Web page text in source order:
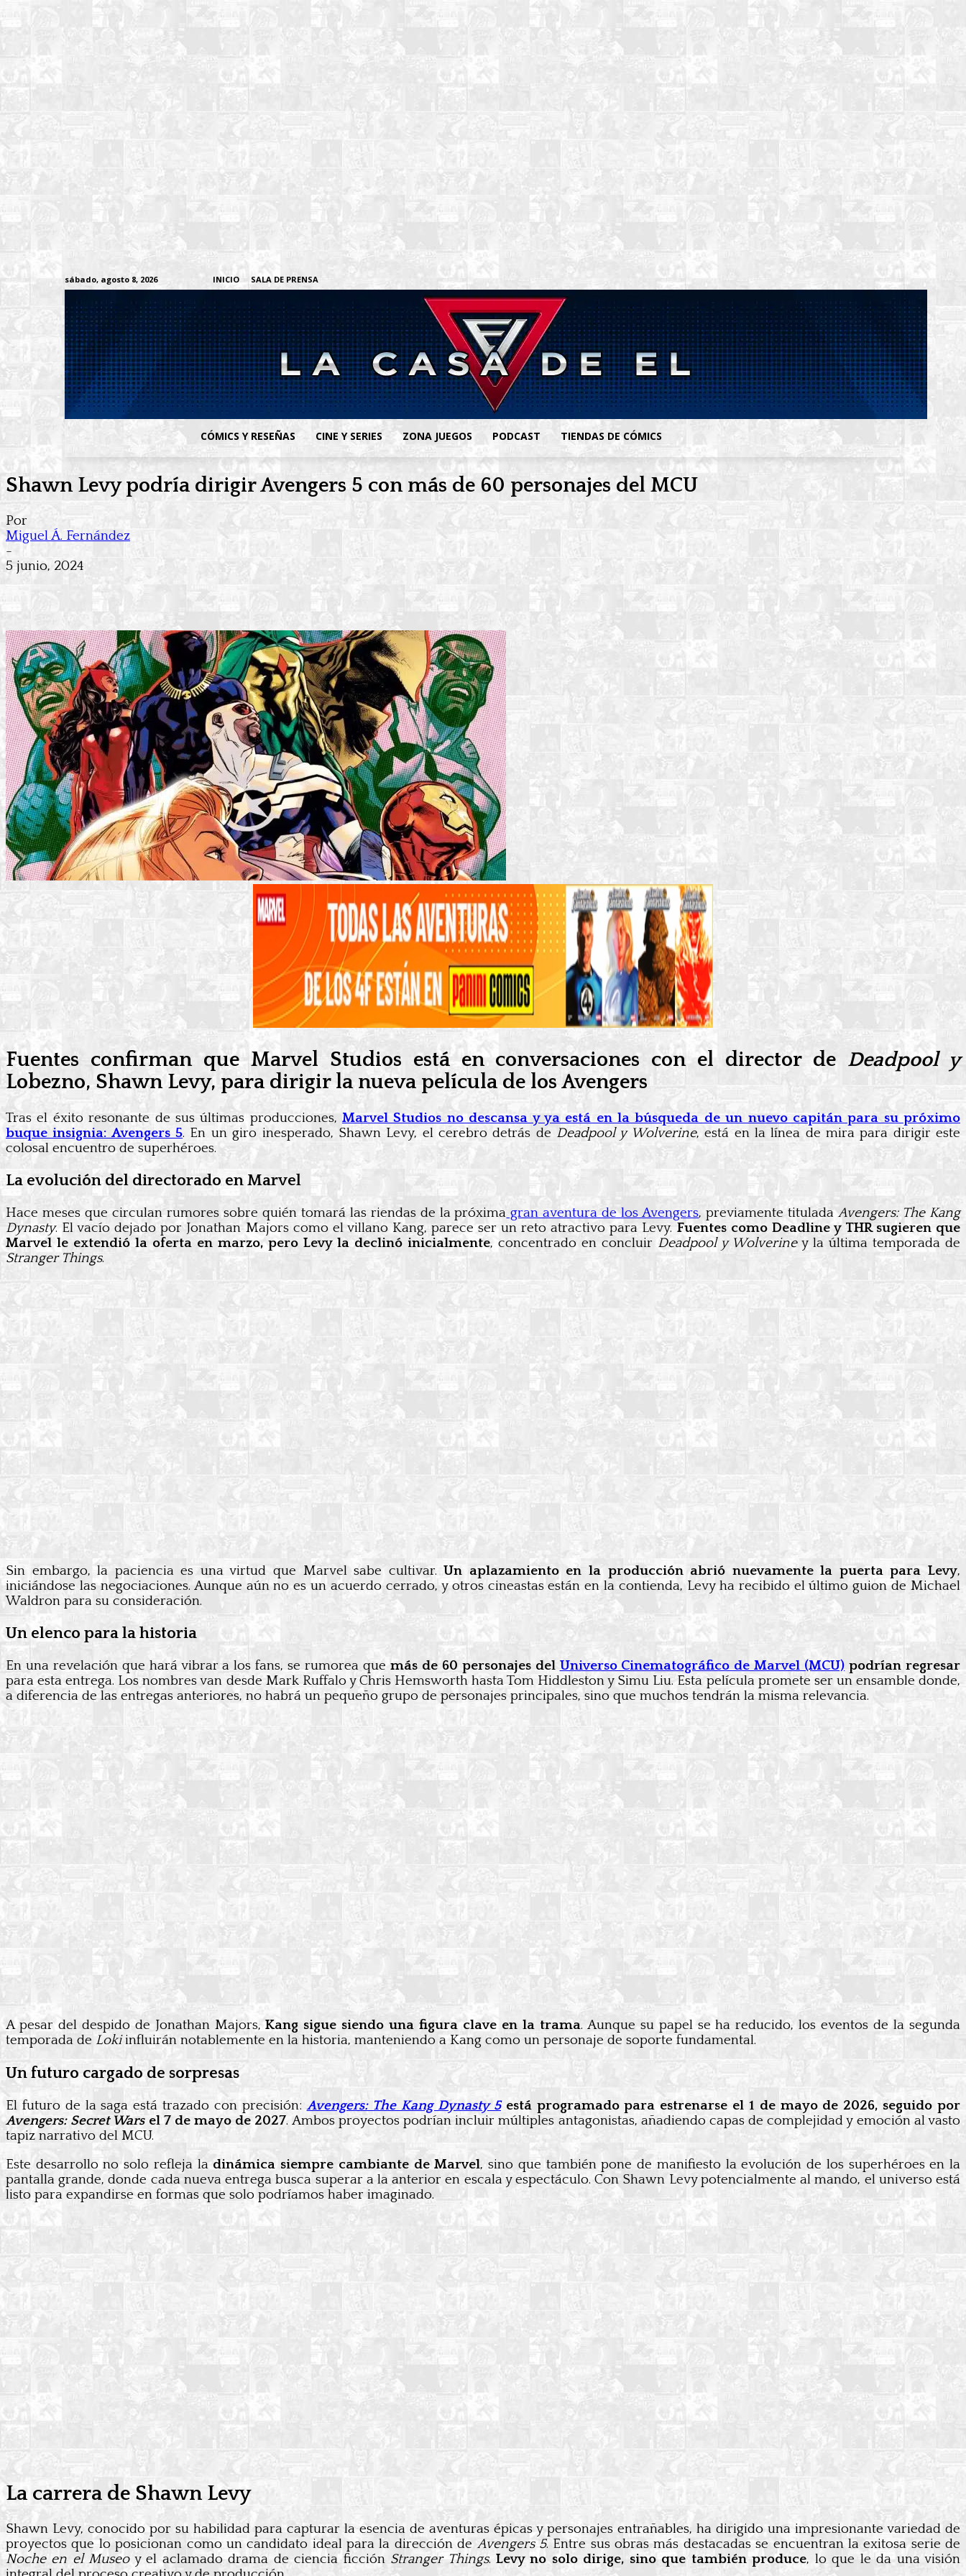
sábado, agosto 8, 2026 INICIO SALA DE PRENSA
CÓMICS Y RESEÑAS CINE Y SERIES ZONA JUEGOS PODCAST TIENDAS DE CÓMICS
Shawn Levy podría dirigir Avengers 5 con más de 60 personajes del MCU
Por
Miguel Á. Fernández
-
5 junio, 2024
Fuentes confirman que Marvel Studios está en conversaciones con el director de Deadpool y
Lobezno, Shawn Levy, para dirigir la nueva película de los Avengers
Tras el éxito resonante de sus últimas producciones, Marvel Studios no descansa y ya está en la búsqueda de un nuevo capitán para su próximo
buque insignia: Avengers 5. En un giro inesperado, Shawn Levy, el cerebro detrás de Deadpool y Wolverine, está en la línea de mira para dirigir este
colosal encuentro de superhéroes.
La evolución del directorado en Marvel
Hace meses que circulan rumores sobre quién tomará las riendas de la próxima gran aventura de los Avengers, previamente tituladaAvengers: The Kang
Dynasty. El vacío dejado por Jonathan Majors como el villano Kang, parece ser un reto atractivo para Levy. Fuentes como Deadline y THR sugieren que
Marvel le extendió la oferta en marzo, pero Levy la declinó inicialmente, concentrado en concluir Deadpool y Wolveriney la última temporada de
Stranger Things.
Sin embargo, la paciencia es una virtud que Marvel sabe cultivar.Un aplazamiento en la producción abrió nuevamente la puerta para Levy,
iniciándose las negociaciones. Aunque aún no es un acuerdo cerrado, y otros cineastas están en la contienda, Levy ha recibido el último guion de Michael
Waldron para su consideración.
Un elenco para la historia
En una revelación que hará vibrar a los fans, se rumorea que más de 60 personajes del Universo Cinematográfico de Marvel (MCU) podrían regresar
para esta entrega. Los nombres van desde Mark Ruffalo y Chris Hemsworth hasta Tom Hiddleston y Simu Liu. Esta película promete ser un ensamble donde,
a diferencia de las entregas anteriores, no habrá un pequeño grupo de personajes principales, sino que muchos tendrán la misma relevancia.
A pesar del despido de Jonathan Majors,Kang sigue siendo una figura clave en la trama. Aunque su papel se ha reducido, los eventos de la segunda
temporada de Lokiinfluirán notablemente en la historia, manteniendo a Kang como un personaje de soporte fundamental.
Un futuro cargado de sorpresas
El futuro de la saga está trazado con precisión:Avengers: The Kang Dynasty 5está programado para estrenarse el 1 de mayo de 2026, seguido por
Avengers: Secret Warsel 7 de mayo de 2027. Ambos proyectos podrían incluir múltiples antagonistas, añadiendo capas de complejidad y emoción al vasto
tapiz narrativo del MCU.
Este desarrollo no solo refleja la dinámica siempre cambiante de Marvel, sino que también pone de manifiesto la evolución de los superhéroes en la
pantalla grande, donde cada nueva entrega busca superar a la anterior en escala y espectáculo. Con Shawn Levy potencialmente al mando, el universo está
listo para expandirse en formas que solo podríamos haber imaginado.
La carrera de Shawn Levy
Shawn Levy, conocido por su habilidad para capturar la esencia de aventuras épicas y personajes entrañables, ha dirigido una impresionante variedad de
proyectos que lo posicionan como un candidato ideal para la dirección deAvengers 5. Entre sus obras más destacadas se encuentran la exitosa serie de
Noche en el Museoy el aclamado drama de ciencia ficción Stranger Things.Levy no solo dirige, sino que también produce, lo que le da una visión